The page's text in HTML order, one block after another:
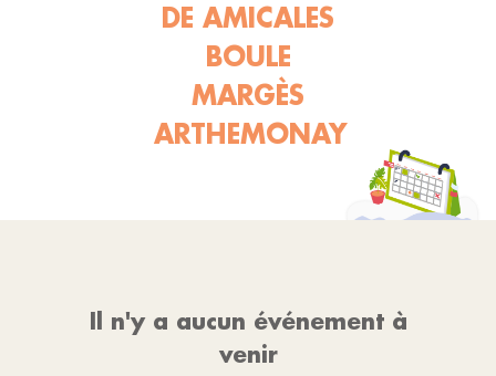
DE AMICALES
BOULE
MARGÈS
ARTHEMONAY
Il n'y a aucun événement à
venir